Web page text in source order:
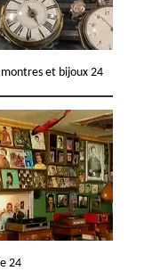
et bijoux 24
24